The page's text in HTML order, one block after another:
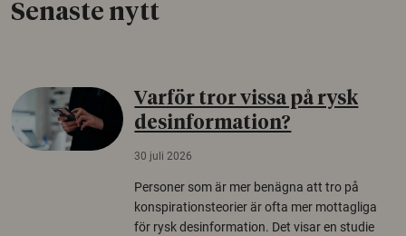
Senaste nytt
Varför tror vissa på rysk
desinformation?
30 juli 2026
Personer som är mer benägna att tro på
konspirationsteorier är ofta mer mottagliga
för rysk desinformation. Det visar en studie